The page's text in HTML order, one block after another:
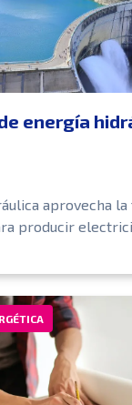
energía
aprovecha
producir